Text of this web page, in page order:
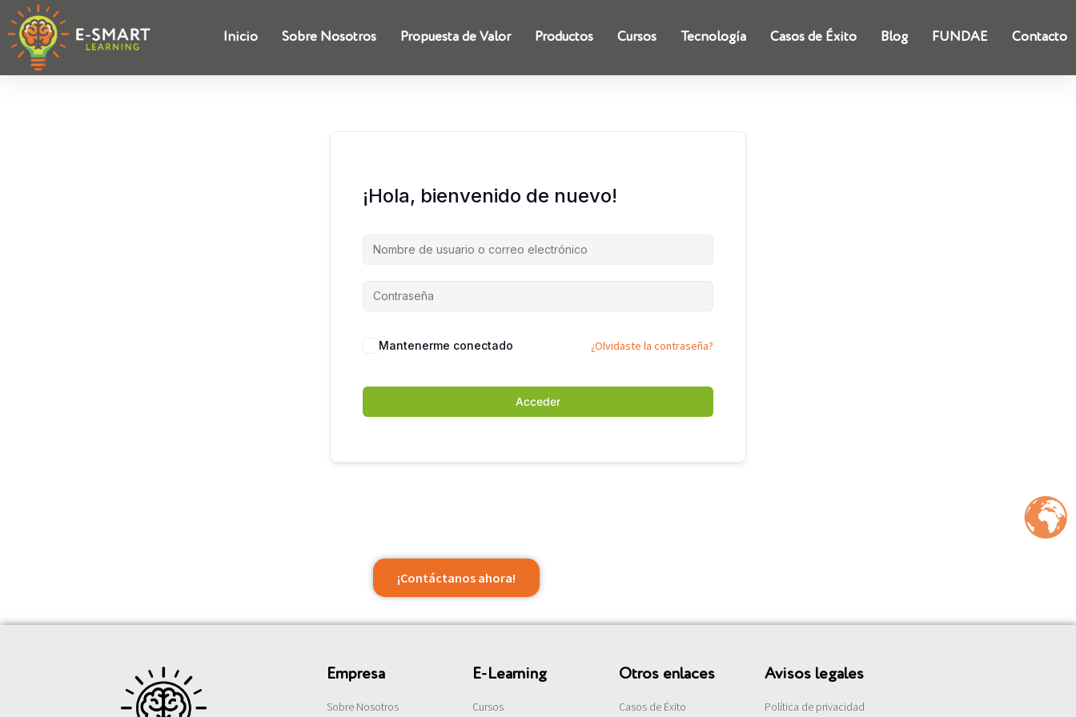
Inicio Sobre Nosotros Propuesta de Valor Productos Cursos Tecnología Casos de Éxito Blog FUNDAE Contacto
¡Hola, bienvenido de nuevo!
Mantenerme conectado ¿Olvidaste la contraseña?
Acceder
¡Contáctanos ahora!
Empresa
Sobre Nosotros
E-Learning
Cursos
Otros enlaces
Casos de Éxito
Avisos legales
Política de privacidad